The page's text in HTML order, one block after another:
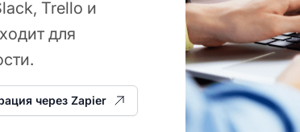
Trello и
для
через Zapier